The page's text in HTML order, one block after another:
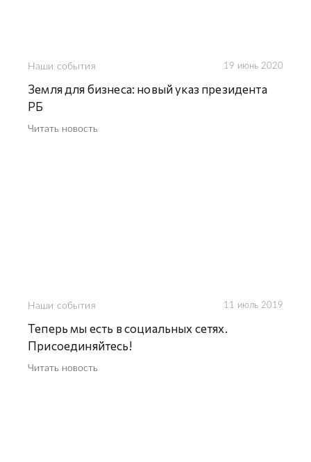
Наши события 19 июнь 2020
Земля для бизнеса: новый указ президента
РБ
Читать новость
Наши события 11 июль 2019
Теперь мы есть в социальных сетях.
Присоединяйтесь!
Читать новость